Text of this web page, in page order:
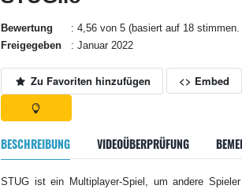
Bewertung
: 4,56 von 5 (basiert auf 18
Freigegeben
: Januar 2022
Zu Favoriten hinzufügen <> Embed
BESCHREIBUNG VIDEOÜBERPRÜFUNG
STUG ist ein Multiplayer-Spiel, um andere